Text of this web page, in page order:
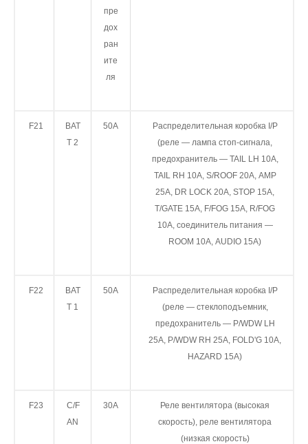
пре
дох
ран
ите
ля
F21
BAT
T 2
50A
Распределительная коробка I/P
(реле — лампа стоп-сигнала,
предохранитель — TAIL LH 10A,
TAIL RH 10A, S/ROOF 20A, AMP
25A, DR LOCK 20A, STOP 15A,
T/GATE 15A, F/FOG 15A, R/FOG
10A, соединитель питания —
ROOM 10A, AUDIO 15A)
F22
BAT
T 1
50A
Распределительная коробка I/P
(реле — стеклоподъемник,
предохранитель — P/WDW LH
25A, P/WDW RH 25A, FOLD'G 10A,
HAZARD 15A)
F23
C/F
AN
30A
Реле вентилятора (высокая
скорость), реле вентилятора
(низкая скорость)